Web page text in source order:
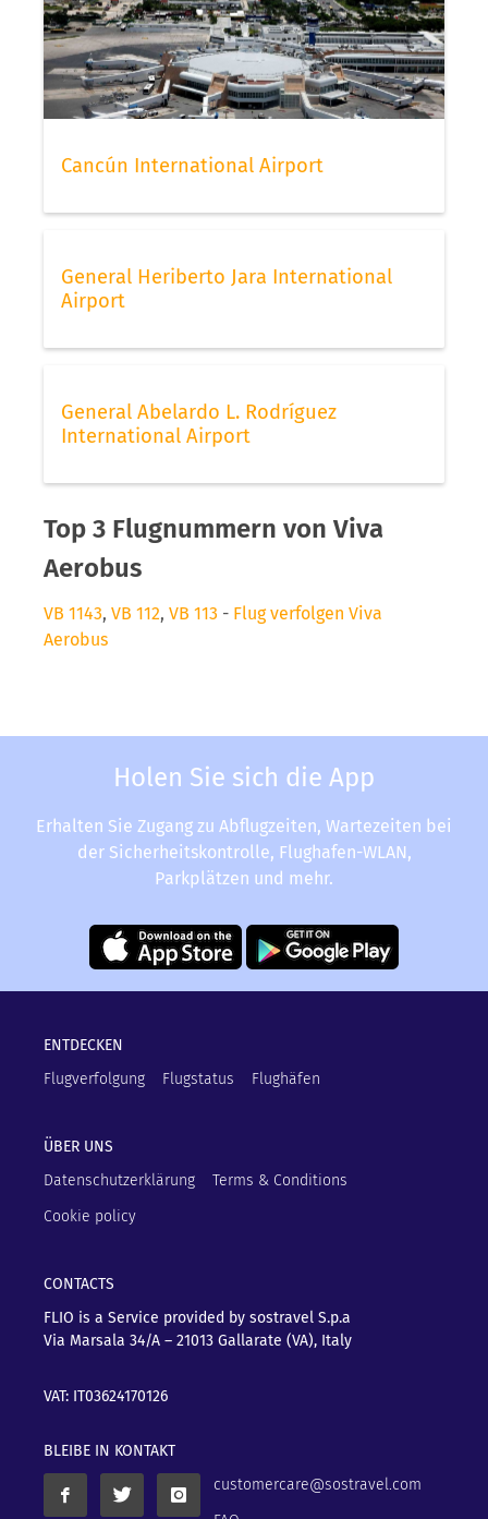
Cancún International Airport
General Heriberto Jara International
Airport
General Abelardo L. Rodríguez
International Airport
Top 3 Flugnummern von Viva
Aerobus
VB 1143, VB 112, VB 113 - Flug verfolgen Viva
Aerobus
Holen Sie sich die App
Erhalten Sie Zugang zu Abflugzeiten, Wartezeiten bei
der Sicherheitskontrolle, Flughafen-WLAN,
Parkplätzen und mehr.
ENTDECKEN
Flugverfolgung
Flugstatus Flughäfen
ÜBER UNS
Datenschutzerklärung
Terms & Conditions
Cookie policy
CONTACTS
FLIO is a Service provided by sostravel S.p.a
Via Marsala 34/A – 21013 Gallarate (VA), Italy
VAT: IT03624170126
BLEIBE IN KONTAKT
customercare@sostravel.com